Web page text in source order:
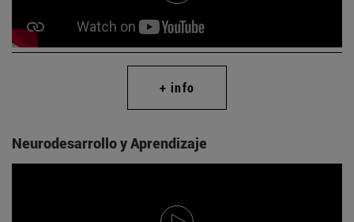
+ info
Neurodesarrollo y Aprendizaje